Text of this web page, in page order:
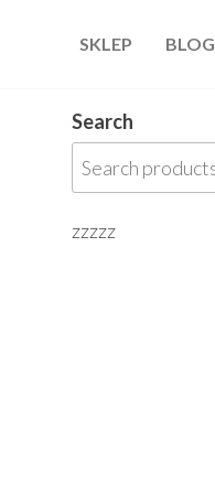
SKLEP BLOG
Search
zzzzz